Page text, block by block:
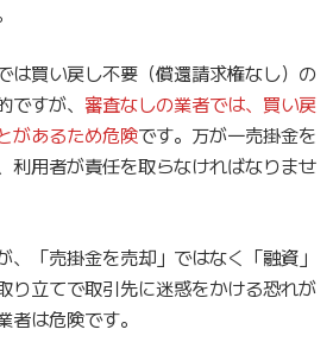
は買い戻し不要（償還請求権なし）の
すが、 審査なしの業者では、買い戻
があるため危険です。万が一売掛金を
利用者が責任を取らなければなりませ
、「売掛金を売却」ではなく「融資」
り立てで取引先に迷惑をかける恐れが
者は危険です。